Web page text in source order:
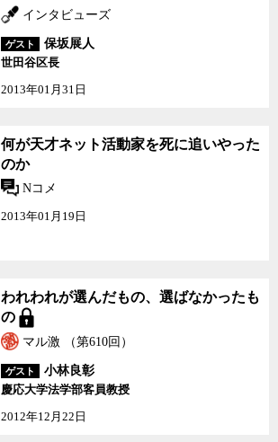
インタビューズ
ゲスト
保坂展人
世田谷区長
2013年01月31日
何が天才ネット活動家を死に追いやった
のか
Nコメ
2013年01月19日
われわれが選んだもの、選ばなかったも
の
マル激 （第610回）
ゲスト
小林良彰
慶応大学法学部客員教授
2012年12月22日